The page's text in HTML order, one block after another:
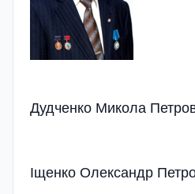
Дудченко Микола
Іщенко Олександр